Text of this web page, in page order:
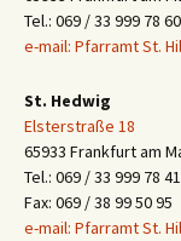
Tel.: 069 / 33 999 78 60
e-mail: Pfarramt St.
St. Hedwig
Elsterstraße 18
65933 Frankfurt am
Tel.: 069 / 33 999 78 41
Fax: 069 / 38 99 50 95
e-mail: Pfarramt St.